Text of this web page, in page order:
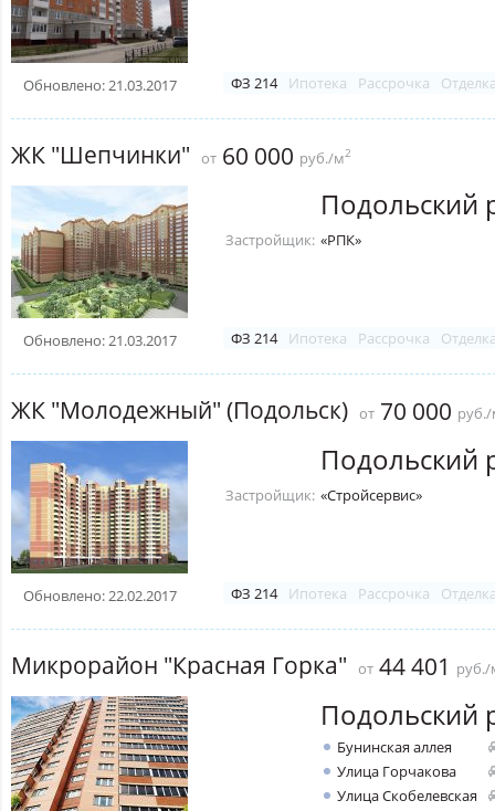
Обновлено: 21.03.2017 ФЗ 214 Ипотека Рассрочка
ЖК "Шепчинки" от 60 000 руб./м2
Обновлено: 21.03.2017
Подольский
Застройщик: «РПК»
ФЗ 214 Ипотека Рассрочка
ЖК "Молодежный" (Подольск) от 70 000
Обновлено: 22.02.2017
Подольский
Застройщик: «Стройсервис»
ФЗ 214 Ипотека Рассрочка
Микрорайон "Красная Горка" от 44 401
Подольский
Бунинская аллея
Улица Горчакова
Улица Скобелевская